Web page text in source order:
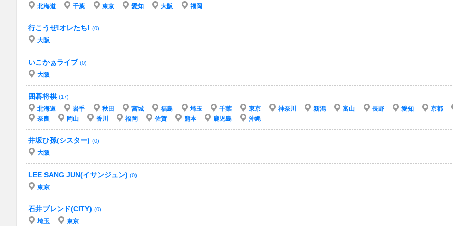
北海道 千葉 東京 愛知 大阪 福岡
行こうぜ!オレたち! (0)
大阪
いこかぁライブ (0)
大阪
囲碁将棋 (17)
北海道 岩手 秋田 宮城 福島 埼玉 千葉 東京 神奈川 新潟 富山 長野 愛知 京都
奈良
岡山 香川 福岡 佐賀 熊本 鹿児島 沖縄
井坂ひ孫(シスター) (0)
大阪
LEE SANG JUN(イサンジュン) (0)
東京
石井ブレンド(CITY) (0)
埼玉 東京